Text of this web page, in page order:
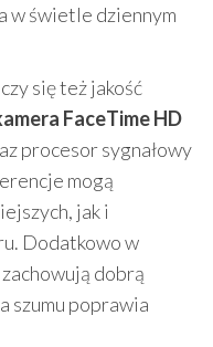
w świetle dziennym
się też jakość
FaceTime HD
procesor sygnałowy
mogą
jak i
Dodatkowo w
dobrą
szumu poprawia